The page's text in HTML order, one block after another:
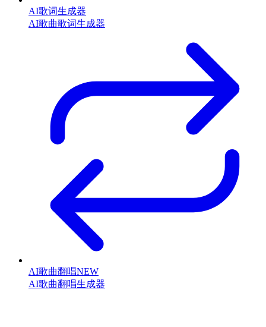
AI歌词生成器
AI歌曲歌词生成器
AI歌曲翻唱NEW
AI歌曲翻唱生成器